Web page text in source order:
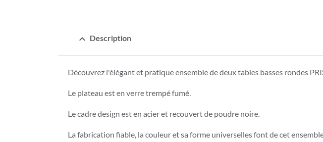
expand_less Description
Découvrez l'élégant et pratique ensemble de deux tables basses rondes
Le plateau est en verre trempé fumé.
Le cadre design est en acier et recouvert de poudre noire.
La fabrication fiable, la couleur et sa forme universelles font de cet